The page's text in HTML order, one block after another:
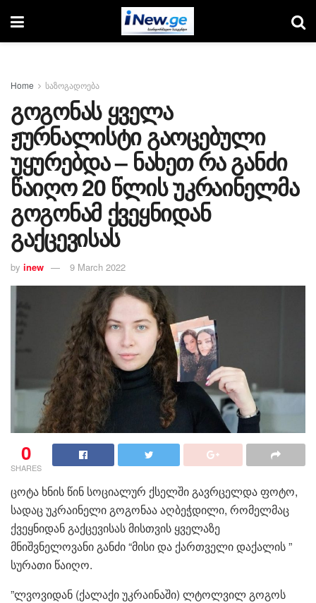
Home საზოგადოება
გოგონას ყველა
ჟურნალისტი გაოცებული
უყურებდა – ნახეთ რა განძი
წაიღო 20 წლის უკრაინელმა
გოგონამ ქვეყნიდან
გაქცევისას
by inew 9 March 2022
0
SHARES
ცოტა ხნის წინ სოციალურ ქსელში გავრცელდა ფოტო,
სადაც უკრაინელი გოგონაა აღბეჭდილი, რომელმაც
ქვეყნიდან გაქცევისას მისთვის ყველაზე
მნიშვნელოვანი განძი “მისი და ქართველი დაქალის ”
სურათი წაიღო.
”ლვოვიდან (ქალაქი უკრაინაში) ლტოლვილ გოგოს